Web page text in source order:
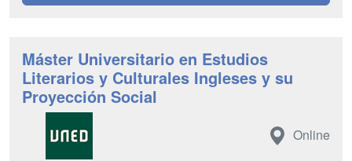
Máster Universitario en Estudios
Literarios y Culturales Ingleses y su
Proyección Social
Online